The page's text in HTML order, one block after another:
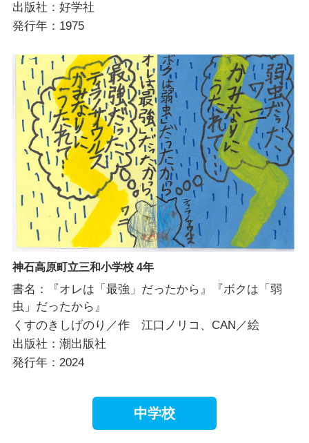
出版社：好学社
発行年：1975
神石高原町立三和小学校 4年
書名：『オレは「最強」だったから』『ボクは「弱
虫」だったから』
くすのきしげのり／作 江口ノリコ、CAN／絵
出版社：潮出版社
発行年：2024
中学校